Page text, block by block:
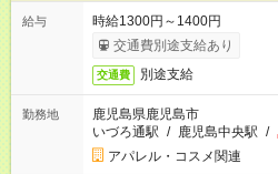
給与
時給1300円～1400円
交通費別途支給あり
交通費 別途支給
勤務地
鹿児島県鹿児島市
いづろ通駅 / 鹿児島中央駅 /
アパレル・コスメ関連